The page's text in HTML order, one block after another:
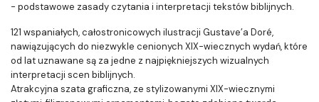
- podstawowe zasady czytania i interpretacji tekstów biblijnych.
121 wspaniałych, całostronicowych ilustracji Gustave’a Doré,
nawiązujących do niezwykle cenionych XIX-wiecznych wydań, które
od lat uznawane są za jedne z najpiękniejszych wizualnych
interpretacji scen biblijnych.
Atrakcyjna szata graficzna, ze stylizowanymi XIX-wiecznymi